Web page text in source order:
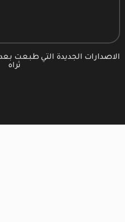
الاصدارات الجديدة التي طبعت
ثراه